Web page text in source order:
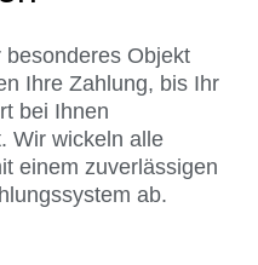
besonderes Objekt
Ihre Zahlung, bis Ihr
bei Ihnen
Wir wickeln alle
einem zuverlässigen
ab.